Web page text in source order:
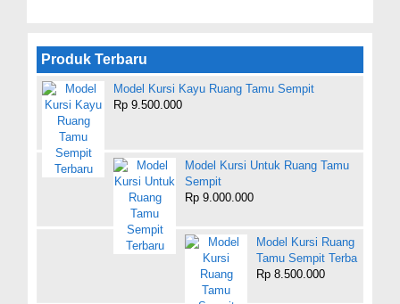
Produk Terbaru
Model Kursi Kayu Ruang Tamu Sempit
Rp 9.500.000
Model Kursi Untuk Ruang Tamu
Sempit
Rp 9.000.000
Model Kursi Ruang
Tamu Sempit Terba
Rp 8.500.000